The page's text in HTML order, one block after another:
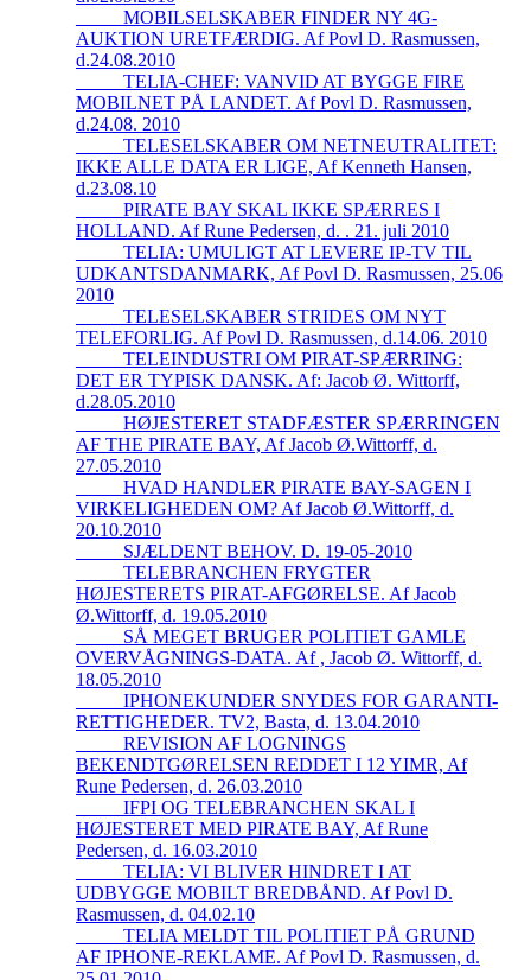
_____MOBILSELSKABER FINDER NY 4G-
AUKTION URETFÆRDIG. Af Povl D. Rasmussen,
d.24.08.2010
_____TELIA-CHEF: VANVID AT BYGGE FIRE
MOBILNET PÅ LANDET. Af Povl D. Rasmussen,
d.24.08. 2010
_____TELESELSKABER OM NETNEUTRALITET:
IKKE ALLE DATA ER LIGE, Af Kenneth Hansen,
d.23.08.10
_____PIRATE BAY SKAL IKKE SPÆRRES I
HOLLAND. Af Rune Pedersen, d. . 21. juli 2010
_____TELIA: UMULIGT AT LEVERE IP-TV TIL
UDKANTSDANMARK, Af Povl D. Rasmussen, 25.06
2010
_____TELESELSKABER STRIDES OM NYT
TELEFORLIG. Af Povl D. Rasmussen, d.14.06. 2010
_____TELEINDUSTRI OM PIRAT-SPÆRRING:
DET ER TYPISK DANSK. Af: Jacob Ø. Wittorff,
d.28.05.2010
_____HØJESTERET STADFÆSTER SPÆRRINGEN
AF THE PIRATE BAY, Af Jacob Ø.Wittorff, d.
27.05.2010
_____HVAD HANDLER PIRATE BAY-SAGEN I
VIRKELIGHEDEN OM? Af Jacob Ø.Wittorff, d.
20.10.2010
_____SJÆLDENT BEHOV. D. 19-05-2010
_____TELEBRANCHEN FRYGTER
HØJESTERETS PIRAT-AFGØRELSE. Af Jacob
Ø.Wittorff, d. 19.05.2010
_____SÅ MEGET BRUGER POLITIET GAMLE
OVERVÅGNINGS-DATA. Af , Jacob Ø. Wittorff, d.
18.05.2010
_____IPHONEKUNDER SNYDES FOR GARANTI-
RETTIGHEDER. TV2, Basta, d. 13.04.2010
_____REVISION AF LOGNINGS
BEKENDTGØRELSEN REDDET I 12 YIMR, Af
Rune Pedersen, d. 26.03.2010
_____IFPI OG TELEBRANCHEN SKAL I
HØJESTERET MED PIRATE BAY, Af Rune
Pedersen, d. 16.03.2010
_____TELIA: VI BLIVER HINDRET I AT
UDBYGGE MOBILT BREDBÅND. Af Povl D.
Rasmussen, d. 04.02.10
_____TELIA MELDT TIL POLITIET PÅ GRUND
AF IPHONE-REKLAME. Af Povl D. Rasmussen, d.